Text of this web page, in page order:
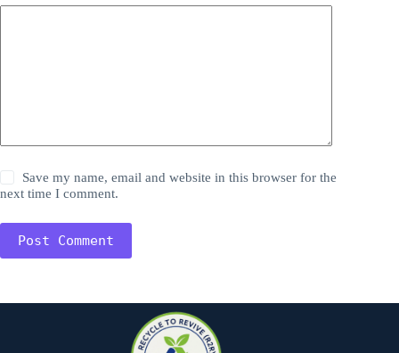
Save my name, email and website in this browser for the
next time I comment.
Post Comment